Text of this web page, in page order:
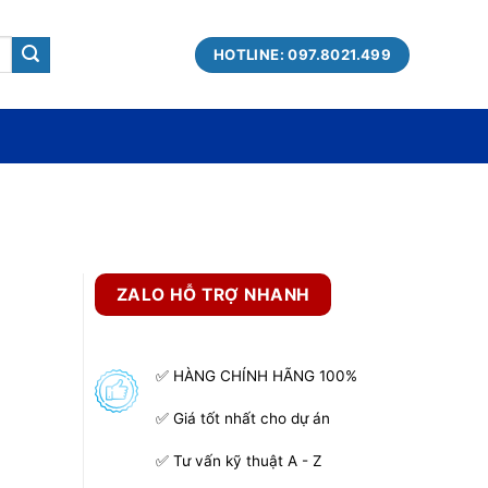
HOTLINE: 097.8021.499
ZALO HỖ TRỢ NHANH
✅ HÀNG CHÍNH HÃNG 100%
✅ Giá tốt nhất cho dự án
✅ Tư vấn kỹ thuật A - Z